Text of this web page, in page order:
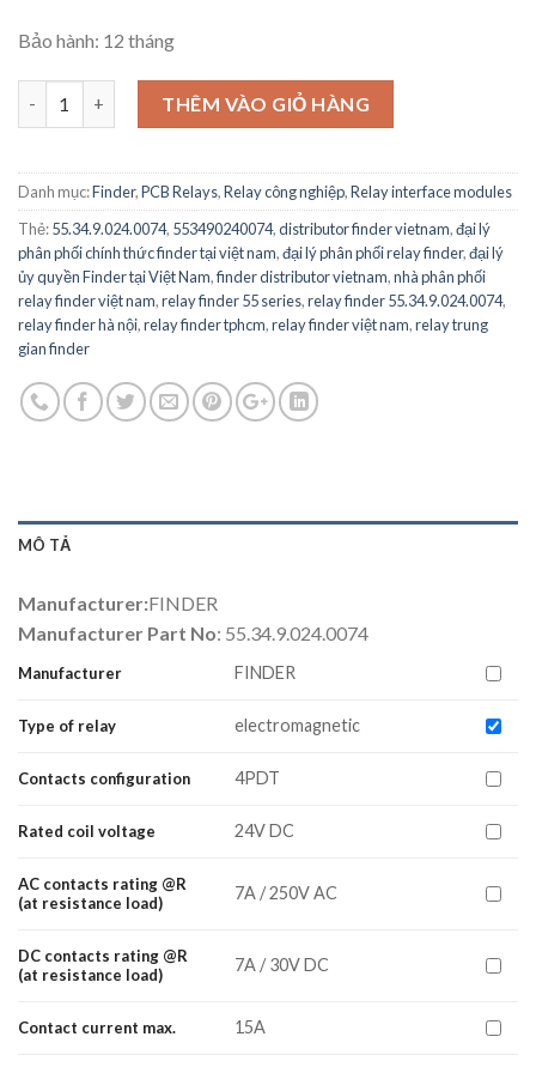
Bảo hành: 12 tháng
55.34.9.024.0074 - FINDER Power Relay, 4PDT, 24 VDC, 7 A, 55
THÊM VÀO GIỎ HÀNG
Danh mục:Finder,PCB Relays,Relay công nghiệp,Relay interface modules
Thẻ:55.34.9.024.0074, 553490240074,distributor finder vietnam,đại lý
phân phối chính thức finder tại việt nam,đại lý phân phối relay finder,đại lý
ủy quyền Finder tại Việt Nam,finder distributor vietnam,nhà phân phối
relay finder việt nam,relay finder 55 series,relay finder 55.34.9.024.0074,
relay finder hà nội,relay finder tphcm,relay finder việt nam,relay trung
gian finder
MÔ TẢ
Manufacturer:FINDER
Manufacturer Part No: 55.34.9.024.0074
Manufacturer FINDER
Type of relay electromagnetic
Contacts configuration 4PDT
Rated coil voltage 24V DC
AC contacts rating @R
(at resistance load)
7A / 250V AC
DC contacts rating @R
(at resistance load)
7A / 30V DC
Contact current max. 15A